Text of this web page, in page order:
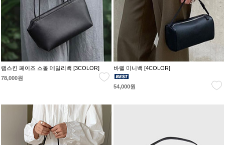
램스킨 페이즈 스몰 데일리백 [3COLOR]
78,000원
바렐 미니백 [4COLOR]
54,000원